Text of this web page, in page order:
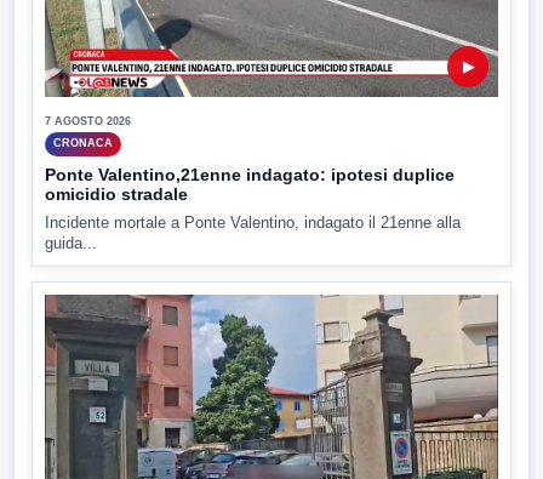
▶
7 AGOSTO 2026
CRONACA
Ponte Valentino,21enne indagato: ipotesi duplice
omicidio stradale
Incidente mortale a Ponte Valentino, indagato il 21enne alla
guida...